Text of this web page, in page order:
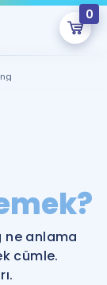
0
eğitim seni
ne anlama
cümle.